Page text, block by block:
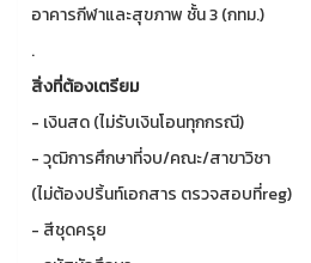
อาคารกีฬาและสุขภาพ ชั้น 3 (กทม.)
.
สิ่งที่ต้องเตรียม
- เงินสด (ไม่รับเงินโอนทุกกรณี)
- วุฒิการศึกษาที่จบ/คณะ/สาขาวิชา
(ไม่ต้องปริ้นท์เอกสาร ตรวจสอบที่reg)
- สีชุดครุย